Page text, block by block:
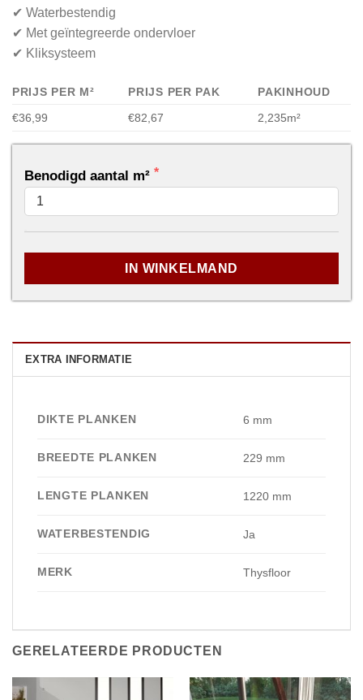
✔ Waterbestendig
✔ Met geïntegreerde ondervloer
✔ Kliksysteem
PRIJS PER M² PRIJS PER PAK
PAKINHOUD
€36,99
€82,67 2,235m²
Benodigd aantal m²
IN WINKELMAND
EXTRA INFORMATIE
DIKTE PLANKEN 6 mm
BREEDTE PLANKEN 229 mm
LENGTE PLANKEN 1220 mm
WATERBESTENDIG Ja
MERK Thysfloor
GERELATEERDE PRODUCTEN